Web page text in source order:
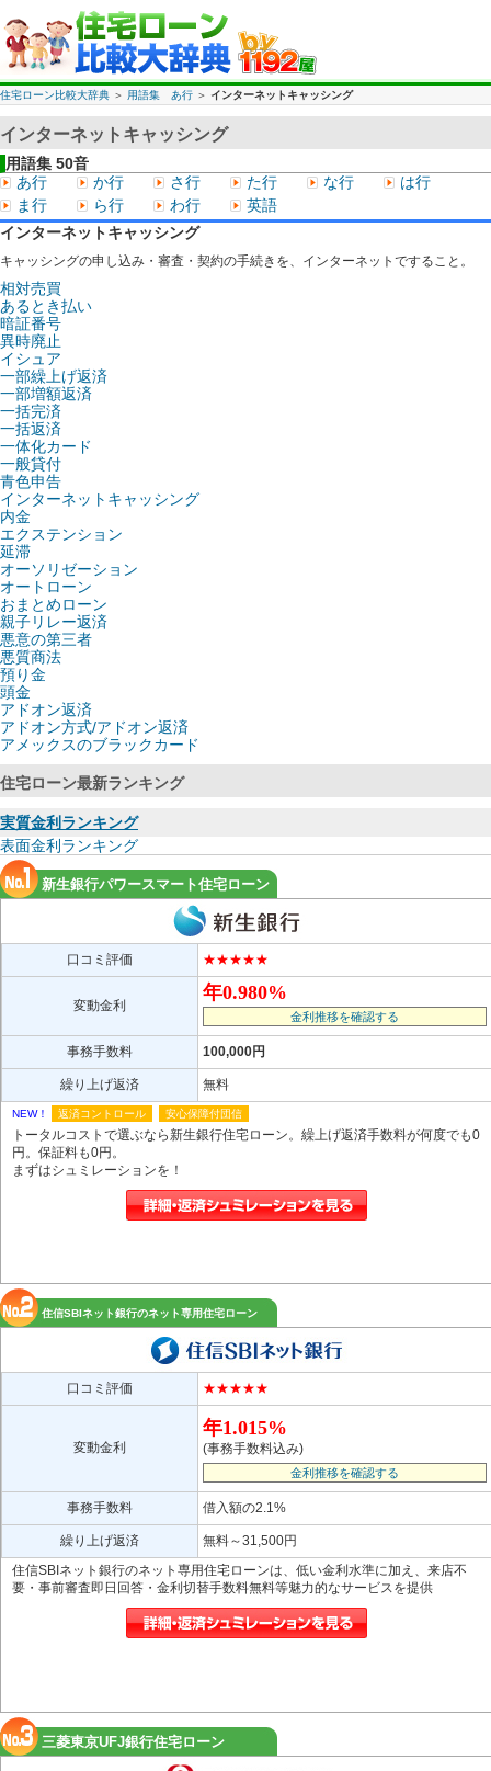
住宅ローン比較大辞典 ＞ 用語集 あ行 ＞ インターネットキャッシング
インターネットキャッシング
用語集 50音
あ行
か行 さ行 た行 な行
は行
ま行
ら行 わ行
英語
インターネットキャッシング
キャッシングの申し込み・審査・契約の手続きを、インターネットですること。
相対売買
あるとき払い
暗証番号
異時廃止
イシュア
一部繰上げ返済
一部増額返済
一括完済
一括返済
一体化カード
一般貸付
青色申告
インターネットキャッシング
内金
エクステンション
延滞
オーソリゼーション
オートローン
おまとめローン
親子リレー返済
悪意の第三者
悪質商法
預り金
頭金
アドオン返済
アドオン方式/アドオン返済
アメックスのブラックカード
住宅ローン最新ランキング
実質金利ランキング
表面金利ランキング
新生銀行パワースマート住宅ローン
口コミ評価 ★★★★★
変動金利
年0.980%
金利推移を確認する
事務手数料 100,000円
繰り上げ返済 無料
NEW！ 返済コントロール 安心保障付団信
トータルコストで選ぶなら新生銀行住宅ローン。繰上げ返済手数料が何度でも0
円。保証料も0円。
まずはシュミレーションを！
住信SBIネット銀行のネット専用住宅ローン
口コミ評価 ★★★★★
変動金利
年1.015%
(事務手数料込み)
金利推移を確認する
事務手数料 借入額の2.1%
繰り上げ返済
無料～31,500円
住信SBIネット銀行のネット専用住宅ローンは、低い金利水準に加え、来店不
要・事前審査即日回答・金利切替手数料無料等魅力的なサービスを提供
三菱東京UFJ銀行住宅ローン